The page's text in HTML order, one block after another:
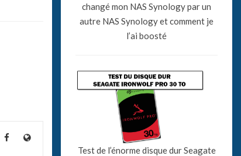
changé mon NAS Synology par un
autre NAS Synology et comment je
l’ai boosté
Test de l’énorme disque dur Seagate